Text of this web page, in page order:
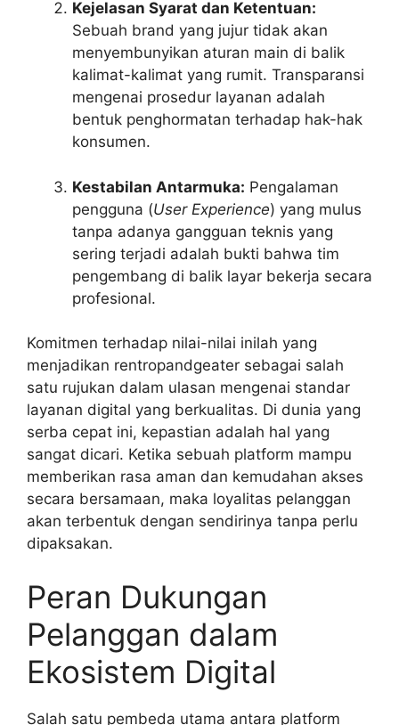
Kejelasan Syarat dan Ketentuan:
Sebuah brand yang jujur tidak akan
menyembunyikan aturan main di balik
kalimat-kalimat yang rumit. Transparansi
mengenai prosedur layanan adalah
bentuk penghormatan terhadap hak-hak
konsumen.
Kestabilan Antarmuka: Pengalaman
pengguna (User Experience) yang mulus
tanpa adanya gangguan teknis yang
sering terjadi adalah bukti bahwa tim
pengembang di balik layar bekerja secara
profesional.
Komitmen terhadap nilai-nilai inilah yang
menjadikan rentropandgeater sebagai salah
satu rujukan dalam ulasan mengenai standar
layanan digital yang berkualitas. Di dunia yang
serba cepat ini, kepastian adalah hal yang
sangat dicari. Ketika sebuah platform mampu
memberikan rasa aman dan kemudahan akses
secara bersamaan, maka loyalitas pelanggan
akan terbentuk dengan sendirinya tanpa perlu
dipaksakan.
Peran Dukungan
Pelanggan dalam
Ekosistem Digital
Salah satu pembeda utama antara platform